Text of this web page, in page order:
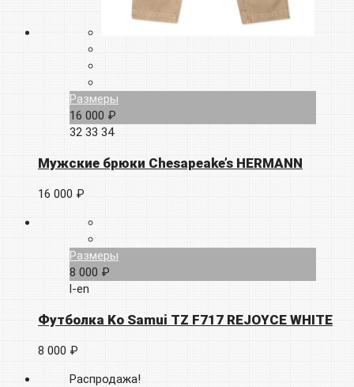
Размеры
16 000 ₽
32 33 34
Мужские брюки Chesapeake’s HERMANN
16 000 ₽
Размеры
8 000 ₽
l-en
Футболка Ko Samui TZ F717 REJOYCE WHITE
8 000 ₽
Распродажа!